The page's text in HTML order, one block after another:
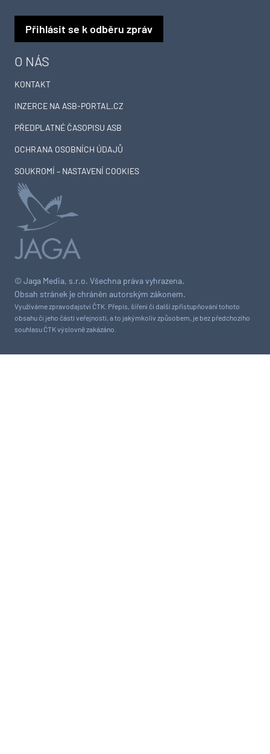
© Jaga Media, s.r.o. Všechna práva vyhrazena.
Obsah stránek je chráněn autorským zákonem.
Využíváme zpravodajství ČTK. Přepis, šíření či další zpřístupňování tohoto
obsahu či jeho části veřejnosti, a to jakýmkoliv způsobem, je bez předchozího
souhlasu ČTK výslovně zakázáno.
O NÁS
KONTAKT
INZERCE NA ASB-PORTAL.CZ
PŘEDPLATNÉ ČASOPISU ASB
OCHRANA OSOBNÍCH ÚDAJŮ
SOUKROMÍ – NASTAVENÍ COOKIES
Přihlásit se k odběru zpráv